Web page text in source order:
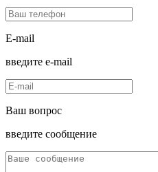
E-mail
введите e-mail
Ваш вопрос
введите сообщение